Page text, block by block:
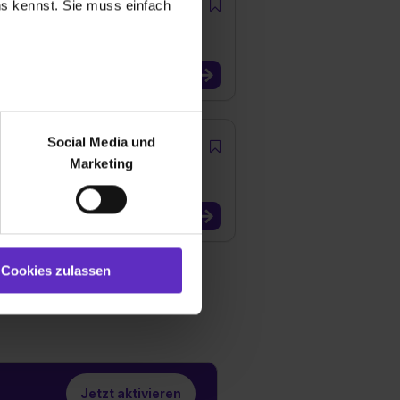
kennst. Sie muss einfach
bei Benutzung der
zu analysieren
soziale Medien, Werbung
bereitgestellt hast oder die
auch damit
Media und Marketing“
a) DS-GVO). Die USA
Social Media und
Marketing
Cookies zulassen
Jetzt aktivieren